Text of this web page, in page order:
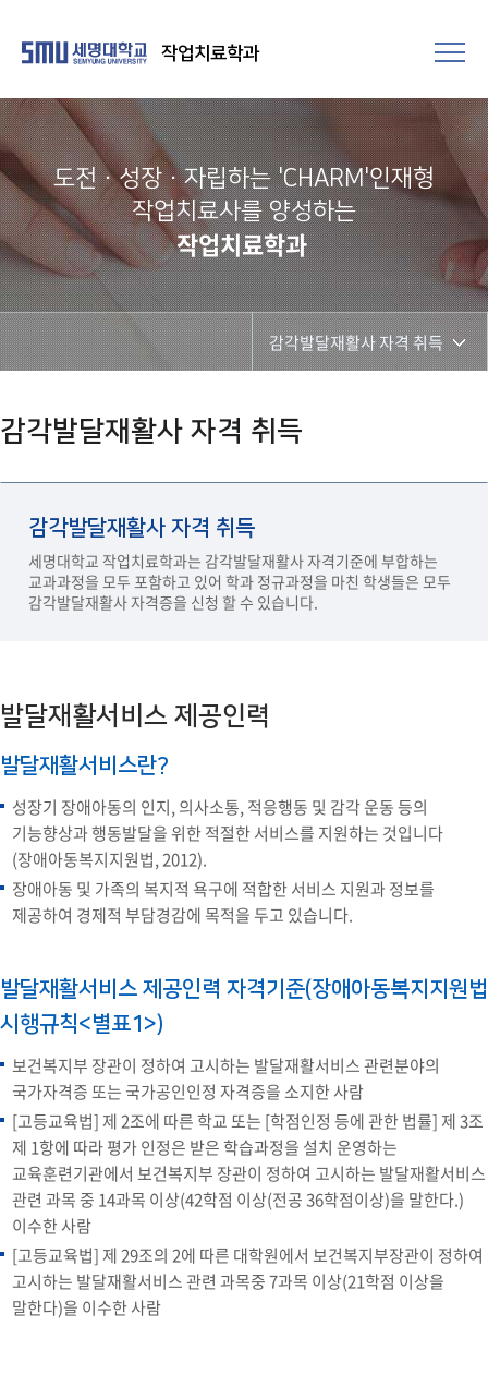
작업치료학과
도전·성장·자립하는 'CHARM'인재형
작업치료사를 양성하는
작업치료학과
감각발달재활사 자격 취득
감각발달재활사 자격 취득
취업현황
감각발달재활사 자격 취득
감각발달재활사 자격 취득
세명대학교 작업치료학과는 감각발달재활사 자격기준에 부합하는
교과과정을 모두 포함하고 있어 학과 정규과정을 마친 학생들은 모두
감각발달재활사 자격증을 신청 할 수 있습니다.
발달재활서비스 제공인력
발달재활서비스란?
성장기 장애아동의 인지, 의사소통, 적응행동 및 감각 운동 등의
기능향상과 행동발달을 위한 적절한 서비스를 지원하는 것입니다
(장애아동복지지원법, 2012).
장애아동 및 가족의 복지적 욕구에 적합한 서비스 지원과 정보를
제공하여 경제적 부담경감에 목적을 두고 있습니다.
발달재활서비스 제공인력 자격기준(장애아동복지지원법
시행규칙<별표1>)
보건복지부 장관이 정하여 고시하는 발달재활서비스 관련분야의
국가자격증 또는 국가공인인정 자격증을 소지한 사람
[고등교육법] 제 2조에 따른 학교 또는 [학점인정 등에 관한 법률] 제 3조
제 1항에 따라 평가 인정은 받은 학습과정을 설치 운영하는
교육훈련기관에서 보건복지부 장관이 정하여 고시하는 발달재활서비스
관련 과목 중 14과목 이상(42학점 이상(전공 36학점이상)을 말한다.)
이수한 사람
[고등교육법] 제 29조의 2에 따른 대학원에서 보건복지부장관이 정하여
고시하는 발달재활서비스 관련 과목중 7과목 이상(21학점 이상을
말한다)을 이수한 사람